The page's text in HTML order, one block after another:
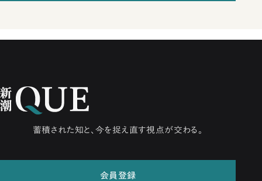
蓄積された知と、今を捉え直す視点が交わる。
会員登録